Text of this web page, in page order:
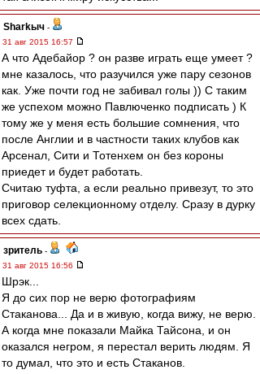
Sharkыч -
31 авг 2015 16:57
А что Адебайор ? он разве играть еще умеет ?
мне казалось, что разучился уже пару сезонов
как. Уже почти год не забивал голы )) С таким
же успехом можно Павлюченко подписать ) К
тому же у меня есть большие сомнения, что
после Англии и в частности таких клубов как
Арсенал, Сити и Тотенхем он без короны
приедет и будет работать.
Считаю туфта, а если реально привезут, то это
приговор селекционному отделу. Сразу в дурку
всех сдать.
зpитель -
31 авг 2015 16:56
Шрэк...
Я до сих пор не верю фотографиям
Стаканова... Да и в живую, когда вижу, не верю.
А когда мне показали Майка Тайсона, и он
оказался негром, я перестал верить людям. Я
то думал, что это и есть Стаканов.